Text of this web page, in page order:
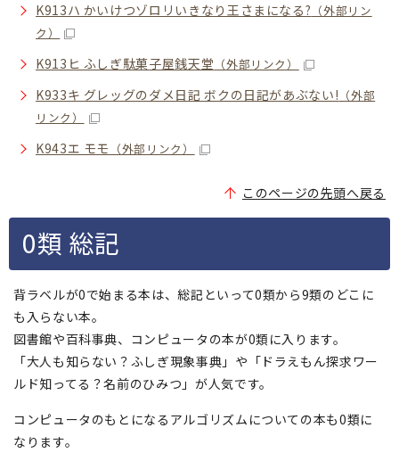
K913ハ かいけつゾロリいきなり王さまになる? （外部リン
ク）
K913ヒ ふしぎ駄菓子屋銭天堂 （外部リンク）
K933キ グレッグのダメ日記 ボクの日記があぶない! （外部
リンク）
K943エ モモ （外部リンク）
このページの先頭へ戻る
0類 総記
背ラベルが0で始まる本は、総記といって0類から9類のどこに
も入らない本。
図書館や百科事典、コンピュータの本が0類に入ります。
「大人も知らない？ふしぎ現象事典」や「ドラえもん探求ワー
ルド知ってる？名前のひみつ」が人気です。
コンピュータのもとになるアルゴリズムについての本も0類に
なります。